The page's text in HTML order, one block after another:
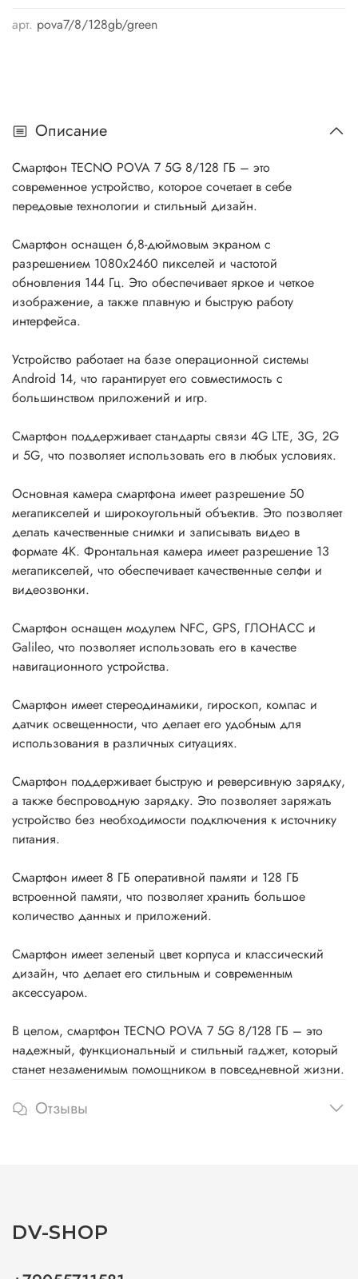
арт. pova7/8/128gb/green
Описание
Смартфон TECNO POVA 7 5G 8/128 ГБ – это
современное устройство, которое сочетает в себе
передовые технологии и стильный дизайн.
Смартфон оснащен 6,8-дюймовым экраном с
разрешением 1080x2460 пикселей и частотой
обновления 144 Гц. Это обеспечивает яркое и четкое
изображение, а также плавную и быструю работу
интерфейса.
Устройство работает на базе операционной системы
Android 14, что гарантирует его совместимость с
большинством приложений и игр.
Смартфон поддерживает стандарты связи 4G LTE, 3G, 2G
и 5G, что позволяет использовать его в любых условиях.
Основная камера смартфона имеет разрешение 50
мегапикселей и широкоугольный объектив. Это позволяет
делать качественные снимки и записывать видео в
формате 4K. Фронтальная камера имеет разрешение 13
мегапикселей, что обеспечивает качественные селфи и
видеозвонки.
Смартфон оснащен модулем NFC, GPS, ГЛОНАСС и
Galileo, что позволяет использовать его в качестве
навигационного устройства.
Смартфон имеет стереодинамики, гироскоп, компас и
датчик освещенности, что делает его удобным для
использования в различных ситуациях.
Смартфон поддерживает быструю и реверсивную зарядку,
а также беспроводную зарядку. Это позволяет заряжать
устройство без необходимости подключения к источнику
питания.
Смартфон имеет 8 ГБ оперативной памяти и 128 ГБ
встроенной памяти, что позволяет хранить большое
количество данных и приложений.
Смартфон имеет зеленый цвет корпуса и классический
дизайн, что делает его стильным и современным
аксессуаром.
В целом, смартфон TECNO POVA 7 5G 8/128 ГБ – это
надежный, функциональный и стильный гаджет, который
станет незаменимым помощником в повседневной жизни.
Отзывы
DV-SHOP